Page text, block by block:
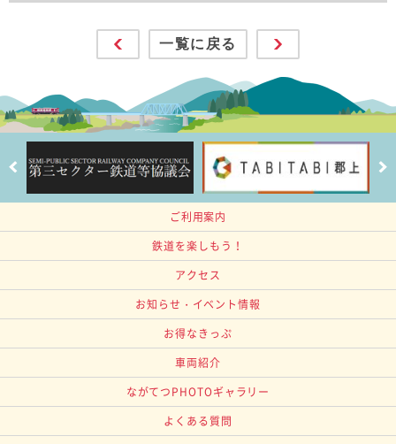
一覧に戻る
ご利用案内
鉄道を楽しもう！
アクセス
お知らせ・イベント情報
お得なきっぷ
車両紹介
ながてつPHOTOギャラリー
よくある質問